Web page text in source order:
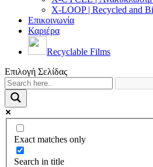
X-LOOP | Recycled and
Επικοινωνία
Καριέρα
Recyclable Films
Επιλογή Σελίδας
Exact matches only
Search in title